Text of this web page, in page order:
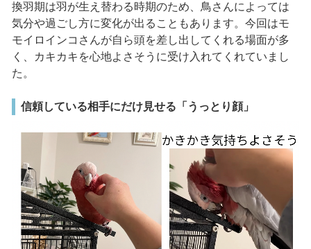
換羽期は羽が生え替わる時期のため、鳥さんによっては
気分や過ごし方に変化が出ることもあります。今回はモ
モイロインコさんが自ら頭を差し出してくれる場面が多
く、カキカキを心地よさそうに受け入れてくれていまし
た。
信頼している相手にだけ見せる「うっとり顔」